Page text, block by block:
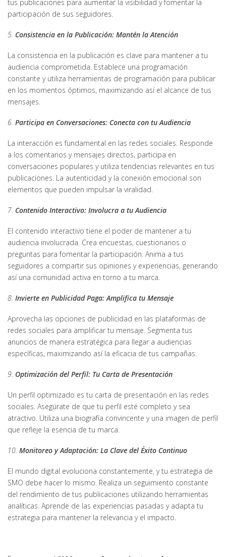
tus publicaciones para aumentar la visibilidad y fomentar la
participación de sus seguidores.
5. Consistencia en la Publicación: Mantén la Atención
La consistencia en la publicación es clave para mantener a tu
audiencia comprometida. Establece una programación
constante y utiliza herramientas de programación para publicar
en los momentos óptimos, maximizando así el alcance de tus
mensajes.
6. Participa en Conversaciones: Conecta con tu Audiencia
La interacción es fundamental en las redes sociales. Responde
a los comentarios y mensajes directos, participa en
conversaciones populares y utiliza tendencias relevantes en tus
publicaciones. La autenticidad y la conexión emocional son
elementos que pueden impulsar la viralidad.
7. Contenido Interactivo: Involucra a tu Audiencia
El contenido interactivo tiene el poder de mantener a tu
audiencia involucrada. Crea encuestas, cuestionarios o
preguntas para fomentar la participación. Anima a tus
seguidores a compartir sus opiniones y experiencias, generando
así una comunidad activa en torno a tu marca.
8. Invierte en Publicidad Paga: Amplifica tu Mensaje
Aprovecha las opciones de publicidad en las plataformas de
redes sociales para amplificar tu mensaje. Segmenta tus
anuncios de manera estratégica para llegar a audiencias
específicas, maximizando así la eficacia de tus campañas.
9. Optimización del Perfil: Tu Carta de Presentación
Un perfil optimizado es tu carta de presentación en las redes
sociales. Asegúrate de que tu perfil esté completo y sea
atractivo. Utiliza una biografía convincente y una imagen de perfil
que refleje la esencia de tu marca.
10. Monitoreo y Adaptación: La Clave del Éxito Continuo
El mundo digital evoluciona constantemente, y tu estrategia de
SMO debe hacer lo mismo. Realiza un seguimiento constante
del rendimiento de tus publicaciones utilizando herramientas
analíticas. Aprende de las experiencias pasadas y adapta tu
estrategia para mantener la relevancia y el impacto.